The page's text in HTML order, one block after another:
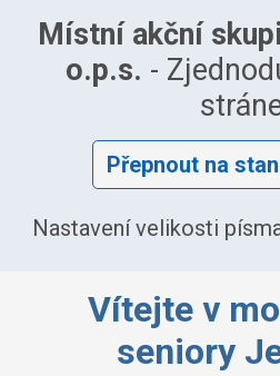
Místní akční
o.p.s. -
Přepnout na
Nastavení velikosti
Vítejte v
seniory